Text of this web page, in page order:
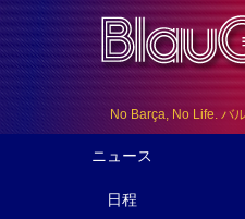
No Barça, No Life. バ
ニュース
日程